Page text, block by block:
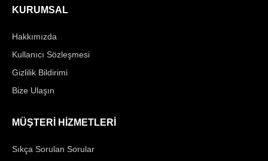
KURUMSAL
Hakkımızda
Kullanıcı Sözleşmesi
Gizlilik Bildirimi
Bize Ulaşın
MÜŞTERİ HİZMETLERİ
Sıkça Sorulan Sorular